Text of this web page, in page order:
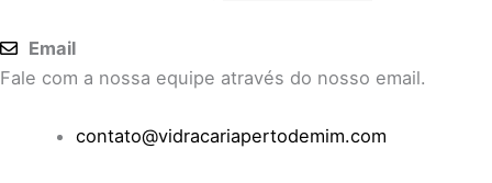
Email
Fale com a nossa equipe através do nosso email.
contato@vidracariapertodemim.com